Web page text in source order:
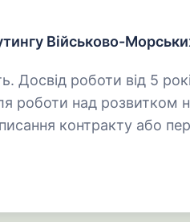
Військово-
від 5 років. Командування ВМС
роботи над розвитком
контракту або